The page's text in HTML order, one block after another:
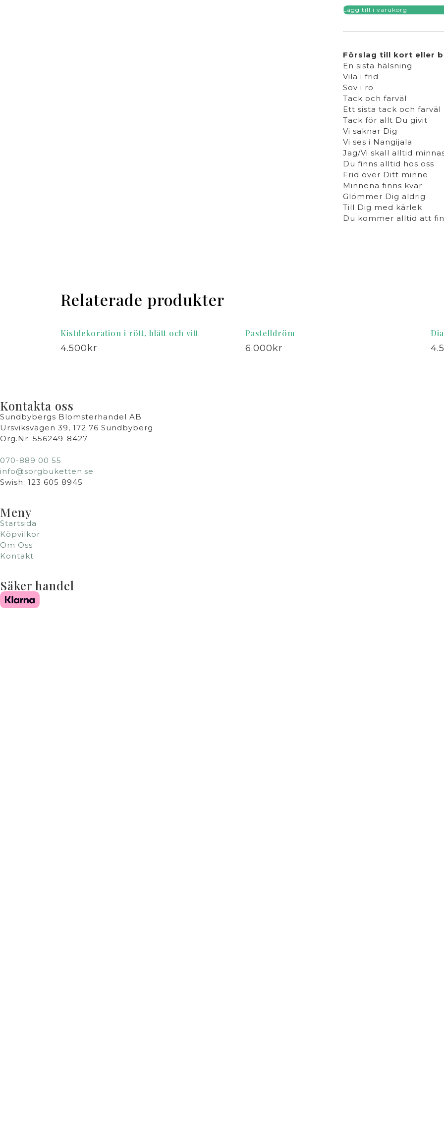
Lägg till i varukorg
Förslag till kort eller
En sista hälsning
Vila i frid
Sov i ro
Tack och farväl
Ett sista tack och farväl
Tack för allt Du givit
Vi saknar Dig
Vi ses i Nangijala
Jag/Vi skall alltid
Du finns alltid hos oss
Frid över Ditt minne
Minnena finns kvar
Glömmer Dig aldrig
Till Dig med kärlek
Du kommer alltid att
Relaterade produkter
Kistdekoration i rött, blått och vitt
4.500 kr
Pastelldröm
6.000 kr
Kontakta oss
Sundbybergs Blomsterhandel AB
Ursviksvägen 39, 172 76 Sundbyberg
Org.Nr: 556249-8427
070-889 00 55
info@sorgbuketten.se
Swish: 123 605 8945
Meny
Startsida
Köpvilkor
Om Oss
Kontakt
Säker handel